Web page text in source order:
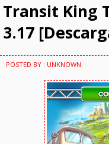
Transit King
3.17
POSTED BY : UNKNOWN